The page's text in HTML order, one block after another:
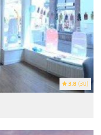
3.8 (30)